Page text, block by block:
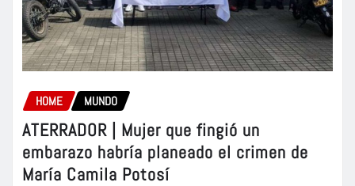
HOME MUNDO
ATERRADOR | Mujer que fingió un
embarazo habría planeado el crimen de
María Camila Potosí